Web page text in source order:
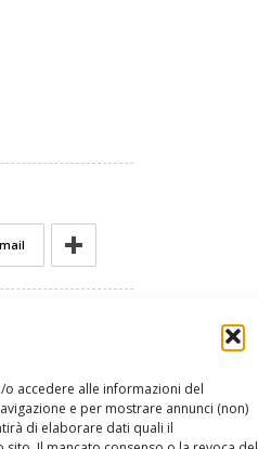
accedere alle informazioni del
e per mostrare annunci (non)
di elaborare dati quali il